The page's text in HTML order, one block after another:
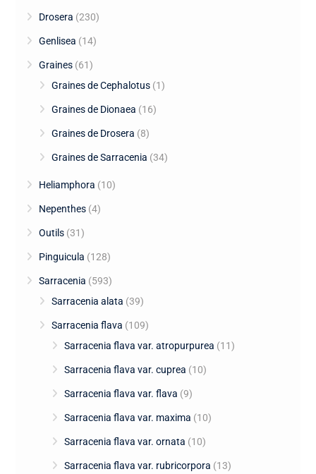
Drosera (230)
Genlisea (14)
Graines (61)
Graines de Cephalotus (1)
Graines de Dionaea (16)
Graines de Drosera (8)
Graines de Sarracenia (34)
Heliamphora (10)
Nepenthes (4)
Outils (31)
Pinguicula (128)
Sarracenia (593)
Sarracenia alata (39)
Sarracenia flava (109)
Sarracenia flava var. atropurpurea (11)
Sarracenia flava var. cuprea (10)
Sarracenia flava var. flava (9)
Sarracenia flava var. maxima (10)
Sarracenia flava var. ornata (10)
Sarracenia flava var. rubricorpora (13)